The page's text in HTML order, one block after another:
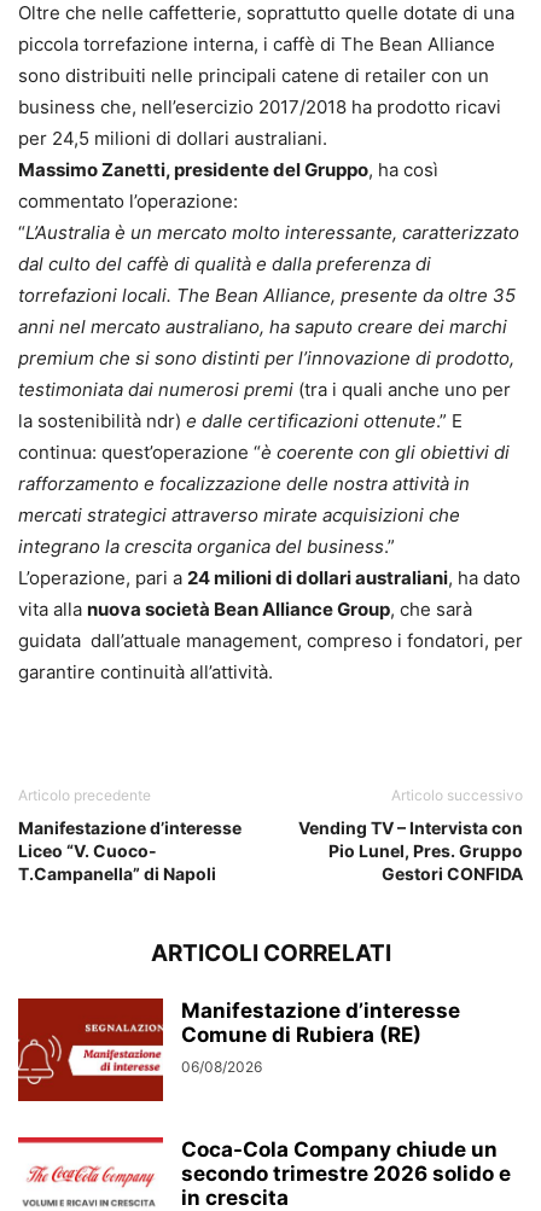
Oltre che nelle caffetterie, soprattutto quelle dotate di una
piccola torrefazione interna, i caffè di The Bean Alliance
sono distribuiti nelle principali catene di retailer con un
business che, nell’esercizio 2017/2018 ha prodotto ricavi
per 24,5 milioni di dollari australiani.
Massimo Zanetti, presidente del Gruppo, ha così
commentato l’operazione:
“L’Australia è un mercato molto interessante, caratterizzato
dal culto del caffè di qualità e dalla preferenza di
torrefazioni locali. The Bean Alliance, presente da oltre 35
anni nel mercato australiano, ha saputo creare dei marchi
premium che si sono distinti per l’innovazione di prodotto,
testimoniata dai numerosi premi (tra i quali anche uno per
la sostenibilità ndr) e dalle certificazioni ottenute.” E
continua: quest’operazione “è coerente con gli obiettivi di
rafforzamento e focalizzazione delle nostra attività in
mercati strategici attraverso mirate acquisizioni che
integrano la crescita organica del business.”
L’operazione, pari a 24 milioni di dollari australiani, ha dato
vita alla nuova società Bean Alliance Group, che sarà
guidata dall’attuale management, compreso i fondatori, per
garantire continuità all’attività.
Articolo precedente
Manifestazione d’interesse
Liceo “V. Cuoco-
T.Campanella” di Napoli
Articolo successivo
Vending TV – Intervista con
Pio Lunel, Pres. Gruppo
Gestori CONFIDA
ARTICOLI CORRELATI
Manifestazione d’interesse
Comune di Rubiera (RE)
06/08/2026
Coca-Cola Company chiude un
secondo trimestre 2026 solido e
in crescita